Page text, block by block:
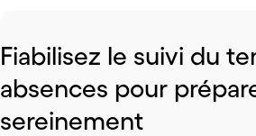
Fiabilisez le suivi du
absences pour
sereinement